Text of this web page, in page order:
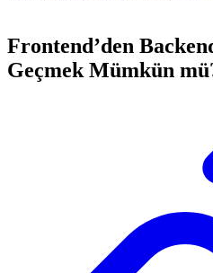
Frontend’den
Geçmek Mümkün